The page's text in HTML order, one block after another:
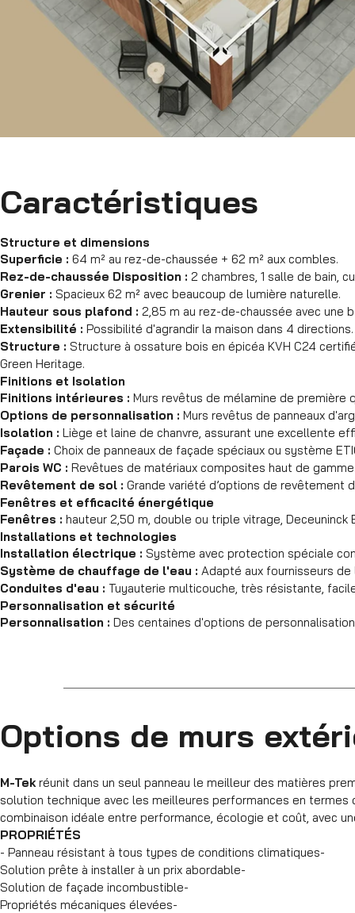
Caractéristiques
Structure et dimensions
Superficie : 64 m² au rez-de-chaussée + 62 m² aux combles.
Rez-de-chaussée Disposition : 2 chambres, 1 salle de bain,
Grenier : Spacieux 62 m² avec beaucoup de lumière naturelle.
Hauteur sous plafond : 2,85 m au rez-de-chaussée avec une
Extensibilité : Possibilité d'agrandir la maison dans 4 directions.
Structure : Structure à ossature bois en épicéa KVH C24
Green Heritage.
Finitions et Isolation
Finitions intérieures : Murs revêtus de mélamine de première
Options de personnalisation : Murs revêtus de panneaux
Isolation : Liège et laine de chanvre, assurant une excellente
Façade : Choix de panneaux de façade spéciaux ou système
Parois WC : Revêtues de matériaux composites haut de
Revêtement de sol : Grande variété d’options de revêtement
Fenêtres et efficacité énergétique
Fenêtres : hauteur 2,50 m, double ou triple vitrage,
Installations et technologies
Installation électrique : Système avec protection spéciale
Système de chauffage de l'eau : Adapté aux fournisseurs
Conduites d'eau : Tuyauterie multicouche, très résistante,
Personnalisation et sécurité
Personnalisation : Des centaines d'options de
Options de murs
M-Tekréunit dans un seul panneau le meilleur des matières
solution technique avec les meilleures performances en
combinaison idéale entre performance, écologie et coût, avec
PROPRIÉTÉS
- Panneau résistant à tous types de conditions climatiques-
Solution prête à installer à un prix abordable-
Solution de façade incombustible-
Propriétés mécaniques élevées-